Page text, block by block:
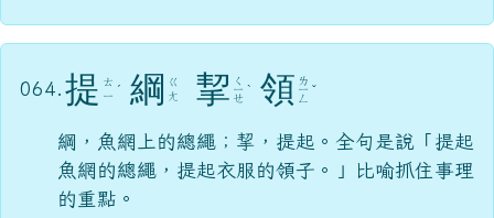
064. 提 ㄊ
ㄧ ˊ 綱
ㄍ
ㄤ
挈 ㄑ
ㄧ
ㄝ
ˋ 領 ㄌ
ㄧ
ㄥ
ˇ
綱，魚網上的總繩；挈，提起。全句是說「提起
魚網的總繩，提起衣服的領子。」比喻抓住事理
的重點。